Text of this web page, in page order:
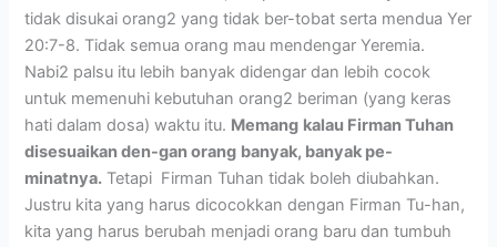
tidak disukai orang2 yang tidak ber-tobat serta mendua Yer
20:7-8. Tidak semua orang mau mendengar Yeremia.
Nabi2 palsu itu lebih banyak didengar dan lebih cocok
untuk memenuhi kebutuhan orang2 beriman (yang keras
hati dalam dosa) waktu itu. Memang kalau Firman Tuhan
disesuaikan den-gan orang banyak, banyak pe-
minatnya. Tetapi Firman Tuhan tidak boleh diubahkan.
Justru kita yang harus dicocokkan dengan Firman Tu-han,
kita yang harus berubah menjadi orang baru dan tumbuh